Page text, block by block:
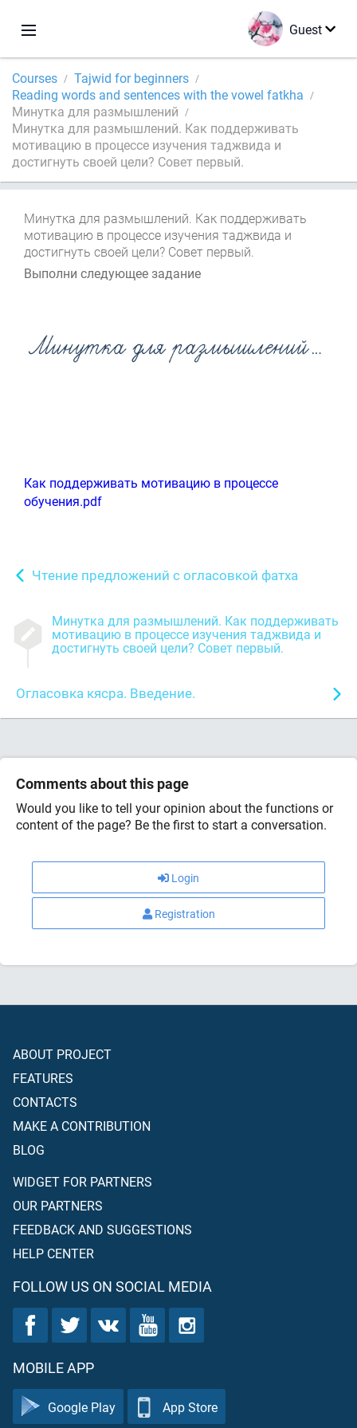
Guest
Courses
Tajwid for beginners
Reading words and sentences with the vowel fatkha
Минутка для размышлений
Минутка для размышлений. Как поддерживать
мотивацию в процессе изучения таджвида и
достигнуть своей цели? Совет первый.
Чтение предложений с огласовкой фатха
Минутка для размышлений. Как поддерживать
мотивацию в процессе изучения таджвида и
достигнуть своей цели? Совет первый.
Огласовка кясра. Введение.
Минутка для размышлений. Как поддерживать
мотивацию в процессе изучения таджвида и
достигнуть своей цели? Совет первый.
Выполни следующее задание
Как поддерживать мотивацию в процессе
обучения.pdf
Comments about this page
Would you like to tell your opinion about the functions or
content of the page? Be the first to start a conversation.
Login
Registration
ABOUT PROJECT
FEATURES
CONTACTS
MAKE A CONTRIBUTION
BLOG
WIDGET FOR PARTNERS
OUR PARTNERS
FEEDBACK AND SUGGESTIONS
HELP CENTER
FOLLOW US ON SOCIAL MEDIA
MOBILE APP
Google Play App Store